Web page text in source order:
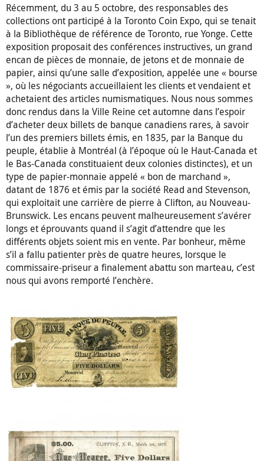
Récemment, du 3 au 5 octobre, des responsables des
collections ont participé à la Toronto Coin Expo, qui se tenait
à la Bibliothèque de référence de Toronto, rue Yonge. Cette
exposition proposait des conférences instructives, un grand
encan de pièces de monnaie, de jetons et de monnaie de
papier, ainsi qu’une salle d’exposition, appelée une « bourse
», où les négociants accueillaient les clients et vendaient et
achetaient des articles numismatiques. Nous nous sommes
donc rendus dans la Ville Reine cet automne dans l’espoir
d’acheter deux billets de banque canadiens rares, à savoir
l’un des premiers billets émis, en 1835, par la Banque du
peuple, établie à Montréal (à l’époque où le Haut-Canada et
le Bas-Canada constituaient deux colonies distinctes), et un
type de papier-monnaie appelé « bon de marchand »,
datant de 1876 et émis par la société Read and Stevenson,
qui exploitait une carrière de pierre à Clifton, au Nouveau-
Brunswick. Les encans peuvent malheureusement s’avérer
longs et éprouvants quand il s’agit d’attendre que les
différents objets soient mis en vente. Par bonheur, même
s’il a fallu patienter près de quatre heures, lorsque le
commissaire-priseur a finalement abattu son marteau, c’est
nous qui avons remporté l’enchère.